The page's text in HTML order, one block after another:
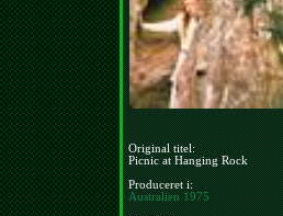
Original titel:
Picnic at Hanging Rock
Produceret i:
Australien 1975